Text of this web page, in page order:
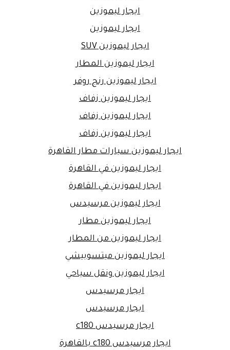
ايجار ليموزين
ايجار ليموزين
ايجار ليموزين SUV
ايجار ليموزين المطار
ايجار ليموزين رنج روفر
ايجار ليموزين زفاف
ايجار ليموزين زفاف
ايجار ليموزين زفاف
ايجار ليموزين سيارات مطار القاهرة
ايجار ليموزين في القاهرة
ايجار ليموزين في القاهرة
ايجار ليموزين مرسيدس
ايجار ليموزين مطار
ايجار ليموزين من المطار
ايجار ليموزين ميتسوبيشي
ايجار ليموزين ونقل سياحي
ايجار مرسيدس
ايجار مرسيدس
ايجار مرسيدس c180
ايجار مرسيدس c180 بالقاهرة